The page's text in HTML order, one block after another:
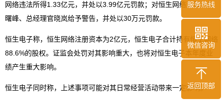
网络违法所得1.33亿元，并处以3.99亿元罚款；对恒生网络董事长刘
曙峰、总经理官晓岚给予警告，并处以30万元罚款。
恒生电子称，恒生网络注册资本为2亿元，恒生电子合计持有恒生网络
88.6%的股权。证监会处罚对其影响重大，也将对恒生电子本年度业
绩产生重大影响。
恒生电子同时称，上述事项可能对其日常经营活动带来一定影响。
服务热线
微信咨询
返回顶部